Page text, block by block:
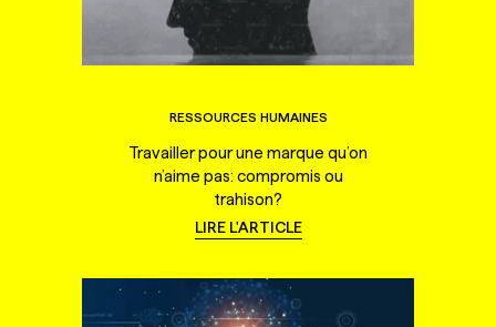
RESSOURCES HUMAINES
Travailler pour une marque qu’on
n’aime pas: compromis ou
trahison?
LIRE L'ARTICLE